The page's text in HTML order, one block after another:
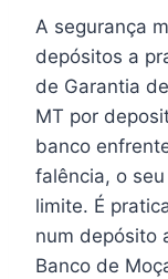
A segurança
depósitos a
de Garantia
MT por
banco
falência, o
limite. É
num depósito
Banco de